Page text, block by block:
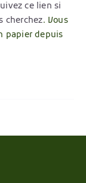
ce lien si
cherchez. Vous
papier depuis